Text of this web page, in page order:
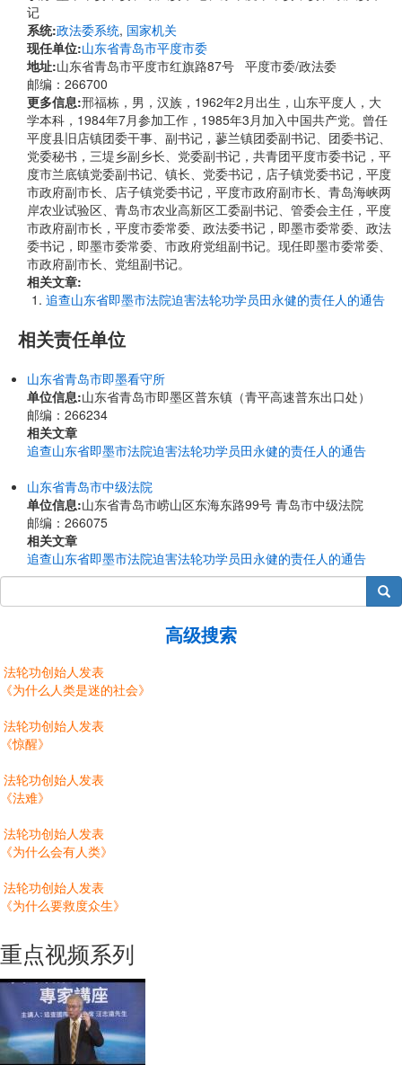
记
系统:政法委系统, 国家机关
现任单位:山东省青岛市平度市委
地址:山东省青岛市平度市红旗路87号 平度市委/政法委
邮编：266700
更多信息:邢福栋，男，汉族，1962年2月出生，山东平度人，大
学本科，1984年7月参加工作，1985年3月加入中国共产党。曾任
平度县旧店镇团委干事、副书记，蓼兰镇团委副书记、团委书记、
党委秘书，三堤乡副乡长、党委副书记，共青团平度市委书记，平
度市兰底镇党委副书记、镇长、党委书记，店子镇党委书记，平度
市政府副市长、店子镇党委书记，平度市政府副市长、青岛海峡两
岸农业试验区、青岛市农业高新区工委副书记、管委会主任，平度
市政府副市长，平度市委常委、政法委书记，即墨市委常委、政法
委书记，即墨市委常委、市政府党组副书记。现任即墨市委常委、
市政府副市长、党组副书记。
相关文章:
追查山东省即墨市法院迫害法轮功学员田永健的责任人的通告
相关责任单位
山东省青岛市即墨看守所
单位信息:山东省青岛市即墨区普东镇（青平高速普东出口处）
邮编：266234
相关文章
追查山东省即墨市法院迫害法轮功学员田永健的责任人的通告
山东省青岛市中级法院
单位信息:山东省青岛市崂山区东海东路99号 青岛市中级法院
邮编：266075
相关文章
追查山东省即墨市法院迫害法轮功学员田永健的责任人的通告
搜索
高级搜索
法轮功创始人发表
《为什么人类是迷的社会》
法轮功创始人发表
《惊醒》
法轮功创始人发表
《法难》
法轮功创始人发表
《为什么会有人类》
法轮功创始人发表
《为什么要救度众生》
重点视频系列